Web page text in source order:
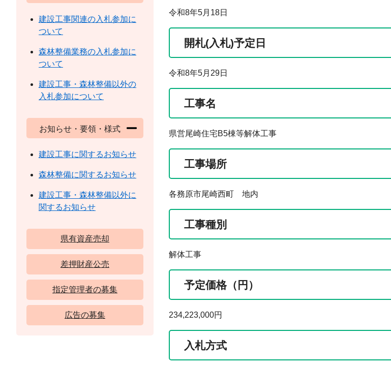
令和8年5月18日
開札(入札)予定日
令和8年5月29日
工事名
県営尾崎住宅B5棟等解体工事
工事場所
各務原市尾崎西町 地内
工事種別
解体工事
予定価格（円）
234,223,000円
入札方式
建設工事関連の入札参加に
ついて
森林整備業務の入札参加に
ついて
建設工事・森林整備以外の
入札参加について
お知らせ・要領・様式
建設工事に関するお知らせ
森林整備に関するお知らせ
建設工事・森林整備以外に
関するお知らせ
県有資産売却
差押財産公売
指定管理者の募集
広告の募集